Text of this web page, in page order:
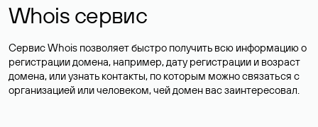
Whois сервис
Сервис Whois позволяет быстро получить всю информацию о
регистрации домена, например, дату регистрации и возраст
домена, или узнать контакты, по которым можно связаться с
организацией или человеком, чей домен вас заинтересовал.